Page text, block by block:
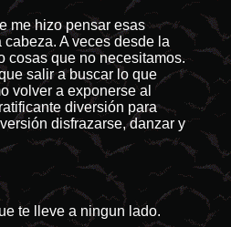
me hizo pensar esas
A veces desde la
cosas que no necesitamos.
salir a buscar lo que
volver a exponerse al
diversión para
disfrazarse, danzar y
te lleve a ningun lado.